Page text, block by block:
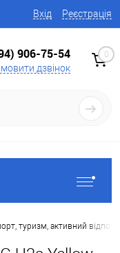
Вхід Реєстрація
906-75-54
дзвінок
0
туризм, активний